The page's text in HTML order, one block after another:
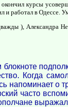
курсы
работал в Одессе.
), Александра
Когда
напоминает о
часто